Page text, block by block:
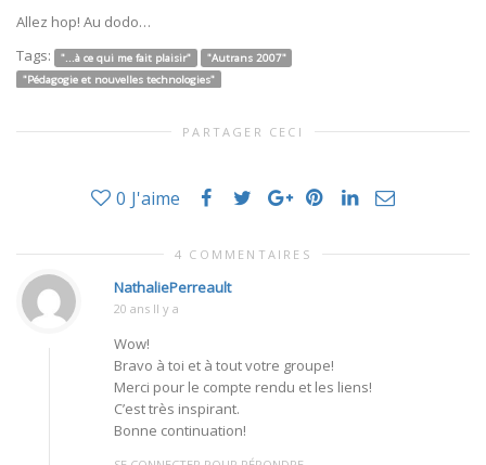
Allez hop! Au dodo…
Tags:
"...à ce qui me fait plaisir"
"Autrans 2007"
"Pédagogie et nouvelles technologies"
PARTAGER CECI
0 J'aime
4 COMMENTAIRES
NathaliePerreault
20 ans Il y a
Wow!
Bravo à toi et à tout votre groupe!
Merci pour le compte rendu et les liens!
C’est très inspirant.
Bonne continuation!